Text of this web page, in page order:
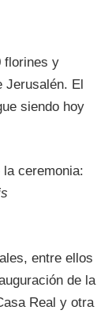
florines y
Jerusalén. El
siendo hoy
ceremonia:
entre ellos
de la
Real y otra